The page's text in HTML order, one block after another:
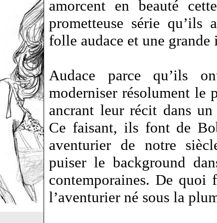
amorcent en beauté
prometteuse série qu’ils
folle audace et une
Audace parce qu’ils
moderniser résolument le
ancrant leur récit dans
Ce faisant, ils font de
aventurier de notre
puiser le background
contemporaines. De quoi
l’aventurier né sous la